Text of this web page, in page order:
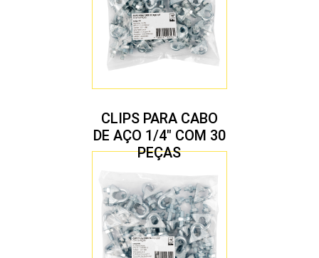
CLIPS PARA CABO
DE AÇO 1/4″ COM 30
PEÇAS